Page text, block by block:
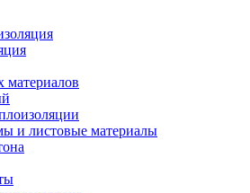
материалов
и листовые материалы